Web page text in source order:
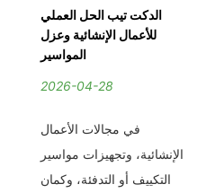
الدكت تيب الحل العملي
للأعمال الإنشائية وعزل
المواسير
2026-04-28
في مجالات الأعمال
الإنشائية، وتجهيزات مواسير
التكييف أو التدفئة، وكمان